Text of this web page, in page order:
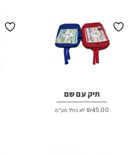
תיק עם שם
₪45.00 לא כולל מע"מ